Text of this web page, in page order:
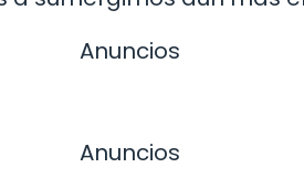
Anuncios
Anuncios